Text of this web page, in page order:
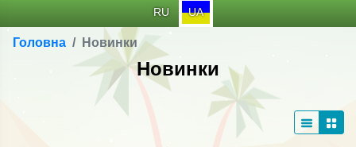
RU UA
Головна Новинки
Новинки